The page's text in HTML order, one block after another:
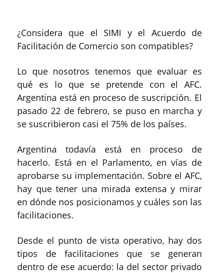
¿Considera que el SIMI y el Acuerdo de
Facilitación de Comercio son compatibles?
Lo que nosotros tenemos que evaluar es
qué es lo que se pretende con el AFC.
Argentina está en proceso de suscripción. El
pasado 22 de febrero, se puso en marcha y
se suscribieron casi el 75% de los países.
Argentina todavía está en proceso de
hacerlo. Está en el Parlamento, en vías de
aprobarse su implementación. Sobre el AFC,
hay que tener una mirada extensa y mirar
en dónde nos posicionamos y cuáles son las
facilitaciones.
Desde el punto de vista operativo, hay dos
tipos de facilitaciones que se generan
dentro de ese acuerdo: la del sector privado